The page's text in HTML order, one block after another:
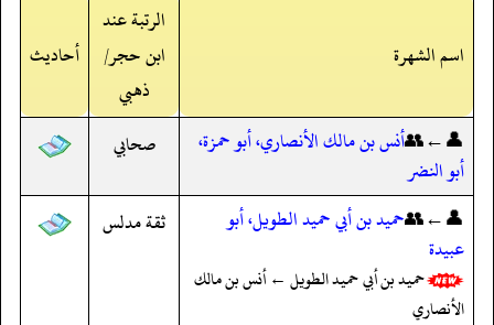
اسم الشهرة
الرتبة عند
ابن حجر/
ذهبي
أحاديث
👤←👥أنس بن مالك الأنصاري، أبو حمزة،
أبو النضر
صحابي
👤←👥حميد بن أبي حميد الطويل، أبو
عبيدة
حميد بن أبي حميد الطويل ← أنس بن مالك
الأنصاري
ثقة مدلس